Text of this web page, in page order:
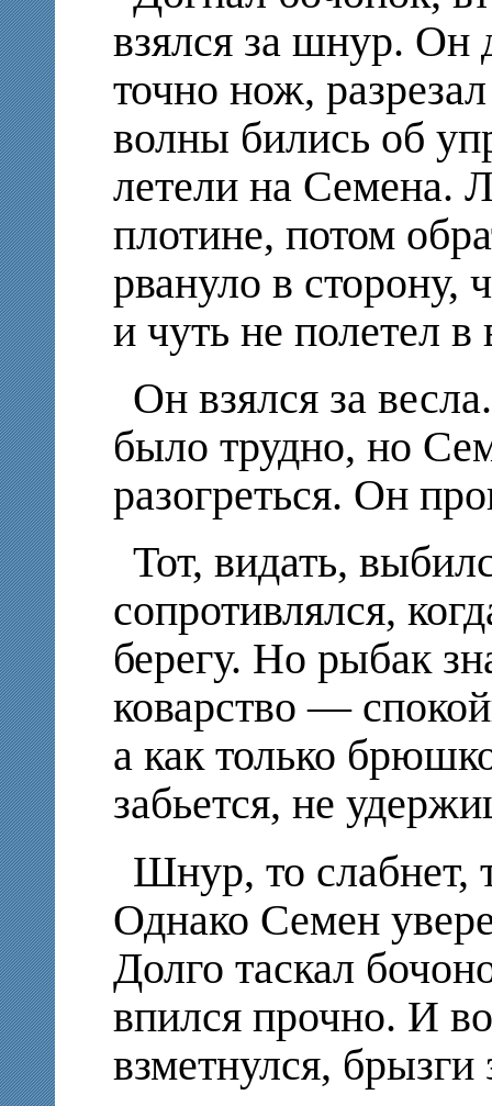
взялся за шнур. Он
точно нож,
волны бились об
летели на Семена.
плотине, потом
рвануло в сторону,
и чуть не полетел в
Он взялся за
было трудно, но
разогреться. Он
Тот, видать,
сопротивлялся,
берегу. Но рыбак
коварство —
а как только
забьется, не
Шнур, то слабнет,
Однако Семен
Долго таскал
впился прочно. И
взметнулся,